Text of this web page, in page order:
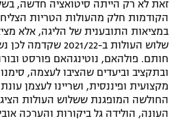
תקנון פעילות ספורט 1
רשיון להקרנה פומבית לבית עסק
הצטרפות לחבילת הערוצים
לוח דרושים – ג'ובנט
זאת לא רק הייתה סיטואציה חדשה,
הקודמות חלק מהעולות הטריות
במציאות התובענית של הליגה, אלא
שלוש העולות ב-2021/
חותם. פולהאם, נוטינגהאם פורסט
ובתקציב וביעדים שהציבו לעצמה,
מקצועית ופיננסית, ושריינו לעצמן
החולשה המופגנת ששלוש העולות
העונה, הולידה גל ביקורות והערכה